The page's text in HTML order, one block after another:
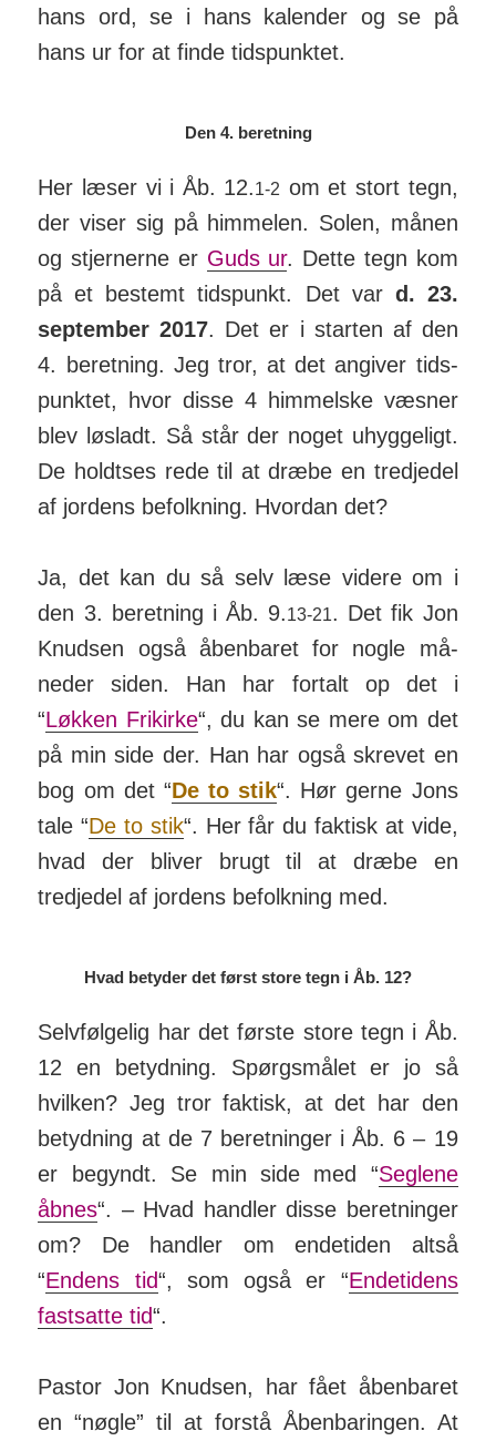
hans ord, se i hans kalender og se på
hans ur for at finde tids­punktet.
Den 4. beretning
Her læser vi i Åb. 12.1-2 om et stort tegn,
der viser sig på him­melen. Solen, månen
og stjer­nerne er Guds ur. Dette tegn kom
på et bestemt tids­punkt. Det var d. 23.
sep­tember 2017. Det er i starten af den
4. beret­ning. Jeg tror, at det an­giver tids­
punktet, hvor disse 4 him­melske væsner
blev løsladt. Så står der noget uhyg­ge­ligt.
De holdtses rede til at dræbe en tredjedel
af jordens befolk­ning. Hvordan det?
Ja, det kan du så selv læse videre om i
den 3. beret­ning i Åb. 9.13-21. Det fik Jon
Knudsen også åben­baret for nogle må­
neder siden. Han har for­talt op det i
“Løkken Frikirke“, du kan se mere om det
på min side der. Han har også skrevet en
bog om det “De to stik“. Hør gerne Jons
tale “De to stik“. Her får du fak­tisk at vide,
hvad der bliver brugt til at dræbe en
tredjedel af jordens befolk­ning med.
Hvad betyder det først store tegn i Åb. 12?
Selvfølgelig har det første store tegn i Åb.
12 en betyd­ning. Spørgs­målet er jo så
hvilken? Jeg tror faktisk, at det har den
betyd­ning at de 7 beret­ninger i Åb. 6 – 19
er be­gyndt. Se min side med “Seglene
åbnes“. – Hvad handler disse be­ret­ninger
om? De handler om ende­tiden altså
“Endens tid“, som også er “Ende­tidens
fast­satte tid“.
Pastor Jon Knudsen, har fået åben­baret
en “nøgle” til at forstå Åben­baringen. At